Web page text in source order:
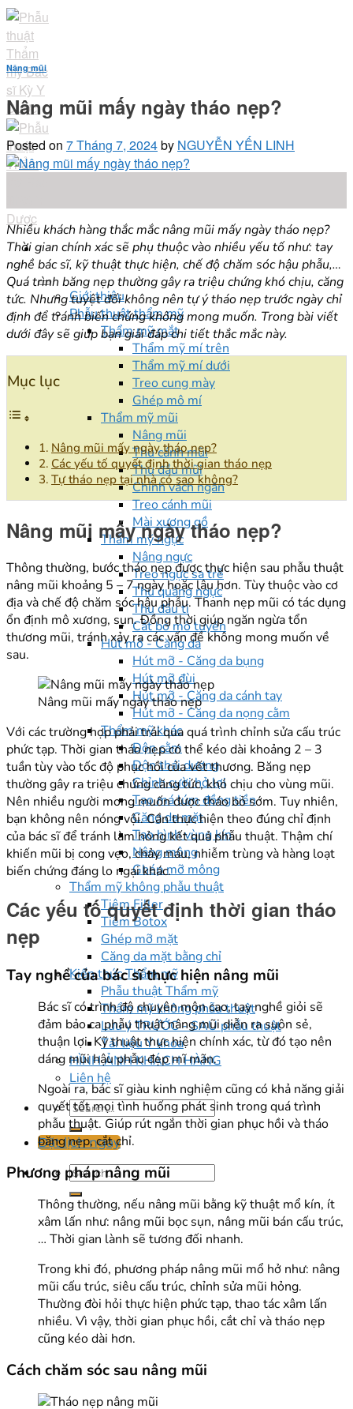
Skip
to
content
Giới thiệu
Phẫu thuật thẩm mỹ
Thẩm mỹ mắt
Thẩm mỹ mí trên
Thẩm mỹ mí dưới
Treo cung mày
Ghép mô mí
Thẩm mỹ mũi
Nâng mũi
Thu cánh mũi
Thu đầu mũi
Chỉnh vách ngăn
Treo cánh mũi
Mài xương gồ
Thẩm mỹ ngực
Nâng ngực
Treo ngực sa trễ
Thu quầng ngực
Thu đầu ti
Cắt bỏ mô tuyến
Hút mỡ - Căng da
Hút mỡ - Căng da bụng
Hút mỡ đùi
Hút mỡ - Căng da cánh tay
Hút mỡ - Căng da nọng cằm
Thẩm mỹ khác
Độn cằm
Độn thái dương
Chỉnh cười hở lợi
Tạo má lúm đồng tiền
Căng da mặt
Tạo hình vùng kín
Nâng mông
Ghép mỡ mông
Thẩm mỹ không phẫu thuật
Tiêm Filler
Tiêm Botox
Ghép mỡ mặt
Căng da mặt bằng chỉ
Kiến thức Thẩm mỹ
Phẫu thuật Thẩm mỹ
Thẩm mỹ không phẫu thuật
Lưu ý TRƯỚC - SAU phẫu thuật
Tài liệu Y khoa
HÌNH ẢNH KHÁCH HÀNG
Liên hệ
Đặt lịch ngay
Nâng mũi
Nâng mũi mấy ngày tháo nẹp?
Posted on 7 Tháng 7, 2024by NGUYỄN YẾN LINH
Nhiều khách hàng thắc mắc nâng mũi mấy ngày tháo nẹp?
Thời gian chính xác sẽ phụ thuộc vào nhiều yếu tố như: tay
nghề bác sĩ, kỹ thuật thực hiện, chế độ chăm sóc hậu phẫu,…
Quá trình băng nẹp thường gây ra triệu chứng khó chịu, căng
tức. Nhưng tuyệt đối không nên tự ý tháo nẹp trước ngày chỉ
định để tránh biến chứng không mong muốn. Trong bài viết
dưới đây sẽ giúp bạn giải đáp chi tiết thắc mắc này.
Mục lục
Nâng mũi mấy ngày tháo nẹp?
Các yếu tố quyết định thời gian tháo nẹp
Tự tháo nẹp tại nhà có sao không?
Nâng mũi mấy ngày tháo nẹp?
Thông thường, bước tháo nẹp được thực hiện sau phẫu thuật
nâng mũi khoảng 5 – 7 ngày hoặc lâu hơn. Tùy thuộc vào cơ
địa và chế độ chăm sóc hậu phẫu. Thanh nẹp mũi có tác dụng
ổn định mô xương, sụn. Đồng thời giúp ngăn ngừa tổn
thương mũi, tránh xảy ra các vấn đề không mong muốn về
sau.
Nâng mũi mấy ngày tháo nẹp
Với các trường hợp phải trải qua quá trình chỉnh sửa cấu trúc
phức tạp. Thời gian tháo nẹp có thể kéo dài khoảng 2 – 3
tuần tùy vào tốc độ phục hồi của vết thương. Băng nẹp
thường gây ra triệu chứng căng tức, khó chịu cho vùng mũi.
Nên nhiều người mong muốn được tháo bỏ sớm. Tuy nhiên,
bạn không nên nóng vội. Cần thực hiện theo đúng chỉ định
của bác sĩ để tránh làm hỏng kết quả phẫu thuật. Thậm chí
khiến mũi bị cong vẹo, chảy máu, nhiễm trùng và hàng loạt
biến chứng đáng lo ngại khác.
Các yếu tố quyết định thời gian tháo
nẹp
Tay nghề của bác sĩ thực hiện nâng mũi
Bác sĩ có trình độ chuyên môn cao, tay nghề giỏi sẽ
đảm bảo ca phẫu thuật nâng mũi diễn ra suôn sẻ,
thuận lợi. Kỹ thuật thực hiện chính xác, từ đó tạo nên
dáng mũi hậu phẫu đẹp mĩ mãn.
Ngoài ra, bác sĩ giàu kinh nghiệm cũng có khả năng giải
quyết tốt mọi tình huống phát sinh trong quá trình
phẫu thuật. Giúp rút ngắn thời gian phục hồi và tháo
băng nẹp, cắt chỉ.
Phương pháp nâng mũi
Thông thường, nếu nâng mũi bằng kỹ thuật mổ kín, ít
xâm lấn như: nâng mũi bọc sụn, nâng mũi bán cấu trúc,
… Thời gian lành sẽ tương đối nhanh.
Trong khi đó, phương pháp nâng mũi mổ hở như: nâng
mũi cấu trúc, siêu cấu trúc, chỉnh sửa mũi hỏng.
Thường đòi hỏi thực hiện phức tạp, thao tác xâm lấn
nhiều. Vì vậy, thời gian phục hồi, cắt chỉ và tháo nẹp
cũng kéo dài hơn.
Cách chăm sóc sau nâng mũi